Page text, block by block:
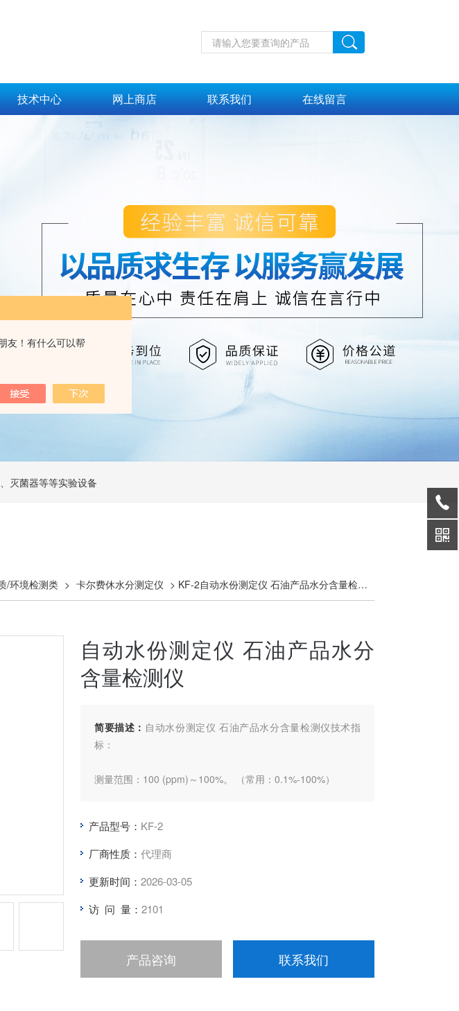
友！有什么可以帮
技术中心 网上商店 联系我们 在线留言
灭菌器等等实验设备
/环境检测类 > 卡尔费休水分测定仪 > KF-2自动水份测定仪 石油产品水分含量检测仪
自动水份测定仪 石油产品水分
含量检测仪
简要描述： 自动水份测定仪 石油产品水分含量检测仪技术指
标：
测量范围：100 (ppm)～100%。 （常用：0.1%-100%）
仪器滴定管容量≥25mL
测定容量精度：≤±0.2 %FS
容量显示分辨率：0.01mL
产品型号： KF-2
厂商性质： 代理商
更新时间： 2026-03-05
访 问 量： 2101
产品咨询 联系我们